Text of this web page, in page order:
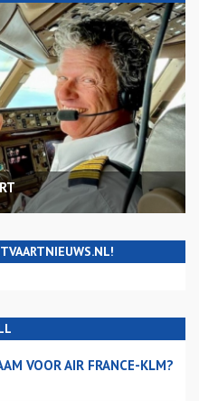
VOOR AIR FRANCE-KLM?